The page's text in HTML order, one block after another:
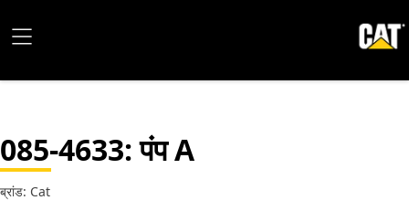
085-4633: पंप A
ब्रांड: Cat